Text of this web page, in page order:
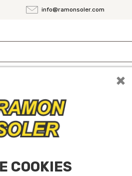
×
COOKIES
info@ramonsoler.com